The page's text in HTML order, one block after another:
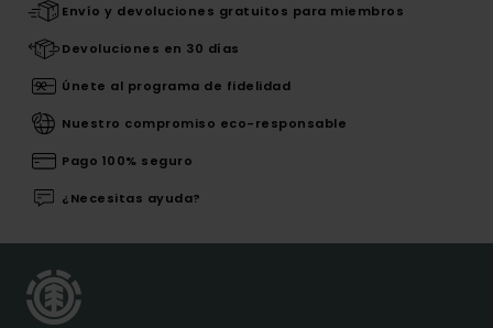
Envío y devoluciones gratuitos para miembros
Devoluciones en 30 días
Únete al programa de fidelidad
Nuestro compromiso eco-responsable
Pago 100% seguro
¿Necesitas ayuda?